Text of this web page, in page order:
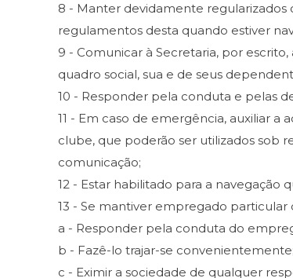
8 - Manter devidamente regularizados
regulamentos desta quando estiver
9 - Comunicar à Secretaria, por
quadro social, sua e de seus
10 - Responder pela conduta e pelas
11 - Em caso de emergência, auxiliar
clube, que poderão ser utilizados sob
comunicação;
12 - Estar habilitado para a navegação
13 - Se mantiver empregado
a - Responder pela conduta do
b - Fazê-lo trajar-se convenientemente;
c - Eximir a sociedade de qualquer